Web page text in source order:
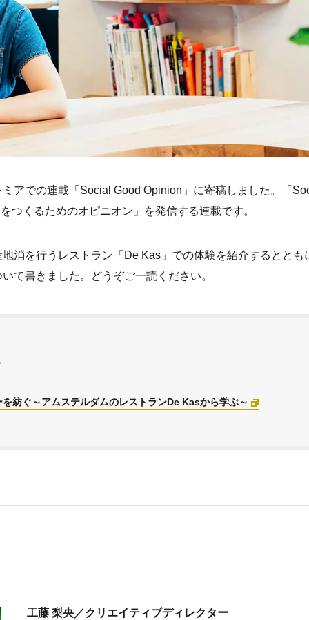
アでの連載「Social Good Opinion」に寄稿しました。「
つくるためのオピニオン」を発信する連載です。
消を行うレストラン「De Kas」での体験を紹介するととも
て書きました。どうぞご一読ください。
紡ぐ～アムステルダムのレストランDe Kasから学ぶ～
工藤 梨央／クリエイティブディレクター